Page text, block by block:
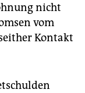
nicht
vom
Kontakt